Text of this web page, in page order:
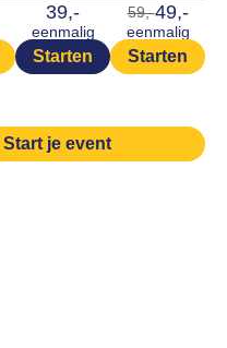
39,-
eenmalig
Starten
59,-49,-
eenmalig
Starten
Start je event